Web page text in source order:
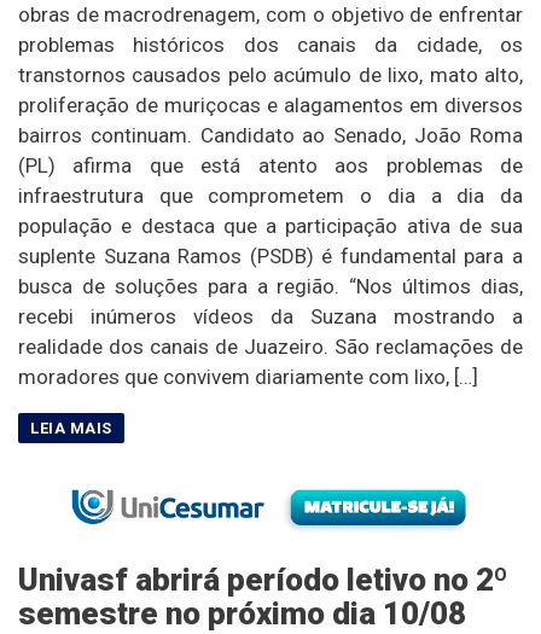
obras de macrodrenagem, com o objetivo de enfrentar
problemas históricos dos canais da cidade, os
transtornos causados pelo acúmulo de lixo, mato alto,
proliferação de muriçocas e alagamentos em diversos
bairros continuam. Candidato ao Senado, João Roma
(PL) afirma que está atento aos problemas de
infraestrutura que comprometem o dia a dia da
população e destaca que a participação ativa de sua
suplente Suzana Ramos (PSDB) é fundamental para a
busca de soluções para a região. “Nos últimos dias,
recebi inúmeros vídeos da Suzana mostrando a
realidade dos canais de Juazeiro. São reclamações de
moradores que convivem diariamente com lixo, […]
Univasf abrirá período letivo no 2º
semestre no próximo dia 10/08